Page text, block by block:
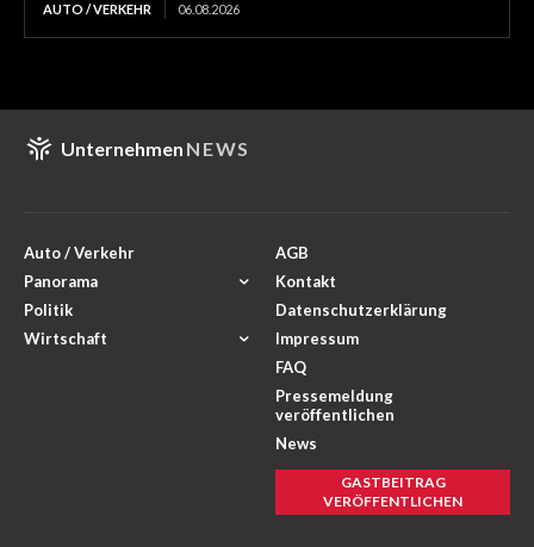
AUTO / VERKEHR 06.08.2026
Unternehmen NEWS
Auto / Verkehr
Panorama
Politik
Wirtschaft
AGB
Kontakt
Datenschutzerklärung
Impressum
FAQ
Pressemeldung
veröffentlichen
News
GASTBEITRAG
VERÖFFENTLICHEN